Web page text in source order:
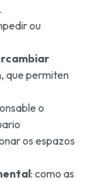
ou
que permiten
o
os espazos
: como as